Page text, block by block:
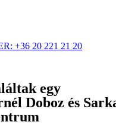
+36 20 221 21 20
egy
Doboz és